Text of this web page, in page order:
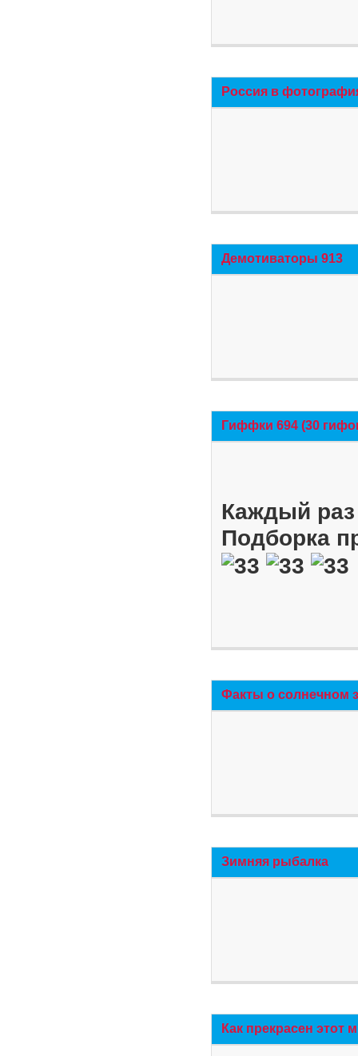
Россия в
Демотиваторы 913
Гиффки 694 (30
Каждый
Подборка
Факты о солнечном
Зимняя рыбалка
Как прекрасен этот